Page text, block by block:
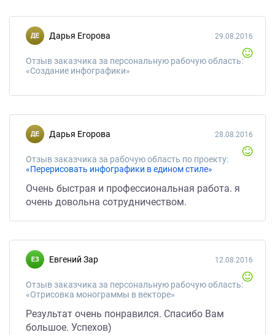
Дарья Егорова
Отзыв заказчика за персональную рабочую область:
«Создание инфографики»
29.08.2016
Дарья Егорова
Отзыв заказчика за рабочую область по проекту:
«Перерисовать инфографики в едином стиле»
28.08.2016
Очень быстрая и профессиональная работа. я
очень довольна сотрудничеством.
Евгений Зар
Отзыв заказчика за персональную рабочую область:
«Отрисовка монограммы в векторе»
12.08.2016
Результат очень понравился. Спасибо Вам
большое. Успехов)